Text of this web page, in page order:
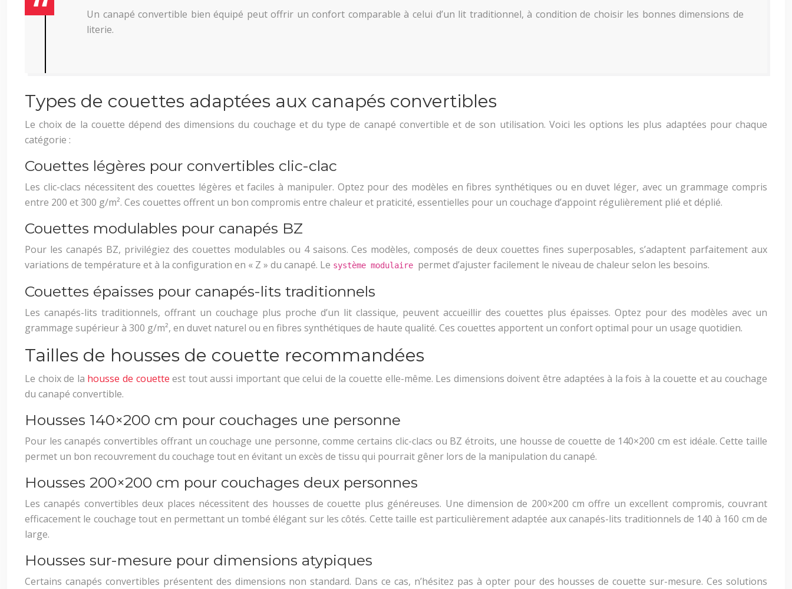
Un canapé convertible bien équipé peut offrir un confort comparable à celui d’un lit traditionnel, à condition de choisir les bonnes dimensions de
literie.
Types de couettes adaptées aux canapés convertibles
Le choix de la couette dépend des dimensions du couchage et du type de canapé convertible et de son utilisation. Voici les options les plus adaptées pour chaque
catégorie :
Couettes légères pour convertibles clic-clac
Les clic-clacs nécessitent des couettes légères et faciles à manipuler. Optez pour des modèles en fibres synthétiques ou en duvet léger, avec un grammage compris
entre 200 et 300 g/m². Ces couettes offrent un bon compromis entre chaleur et praticité, essentielles pour un couchage d’appoint régulièrement plié et déplié.
Couettes modulables pour canapés BZ
Pour les canapés BZ, privilégiez des couettes modulables ou 4 saisons. Ces modèles, composés de deux couettes fines superposables, s’adaptent parfaitement aux
variations de température et à la configuration en « Z » du canapé. Le système modulaire permet d’ajuster facilement le niveau de chaleur selon les besoins.
Couettes épaisses pour canapés-lits traditionnels
Les canapés-lits traditionnels, offrant un couchage plus proche d’un lit classique, peuvent accueillir des couettes plus épaisses. Optez pour des modèles avec un
grammage supérieur à 300 g/m², en duvet naturel ou en fibres synthétiques de haute qualité. Ces couettes apportent un confort optimal pour un usage quotidien.
Tailles de housses de couette recommandées
Le choix de la housse de couetteest tout aussi important que celui de la couette elle-même. Les dimensions doivent être adaptées à la fois à la couette et au couchage
du canapé convertible.
Housses 140×200 cm pour couchages une personne
Pour les canapés convertibles offrant un couchage une personne, comme certains clic-clacs ou BZ étroits, une housse de couette de 140×200 cm est idéale. Cette taille
permet un bon recouvrement du couchage tout en évitant un excès de tissu qui pourrait gêner lors de la manipulation du canapé.
Housses 200×200 cm pour couchages deux personnes
Les canapés convertibles deux places nécessitent des housses de couette plus généreuses. Une dimension de 200×200 cm offre un excellent compromis, couvrant
efficacement le couchage tout en permettant un tombé élégant sur les côtés. Cette taille est particulièrement adaptée aux canapés-lits traditionnels de 140 à 160 cm de
large.
Housses sur-mesure pour dimensions atypiques
Certains canapés convertibles présentent des dimensions non standard. Dans ce cas, n’hésitez pas à opter pour des housses de couette sur-mesure. Ces solutions